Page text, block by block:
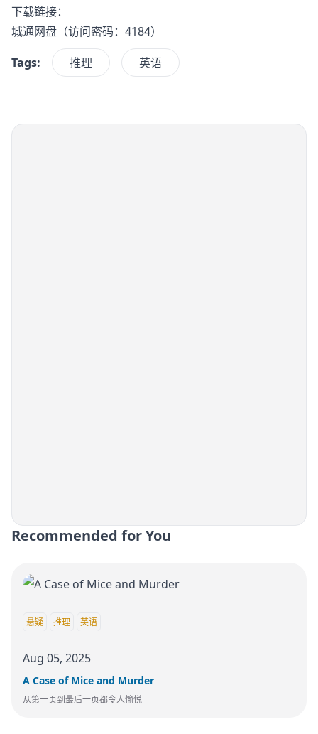
下载链接：
城通网盘 （访问密码：4184）
Tags:
推理 英语
Recommended for You
悬疑 推理 英语
Aug 05, 2025
A Case of Mice and Murder
从第一页到最后一页都令人愉悦